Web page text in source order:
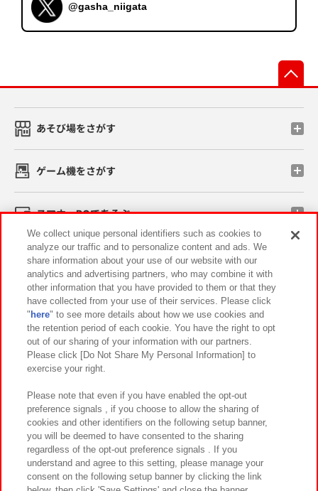
@gasha_niigata
あそび場をさがす
ゲーム機をさがす
スマホ・PCであそぶ
イベント・キャンペーン
関連会社 サステナビリティ サイトポリシー
プライバシーポリシー ウェブアクセシビリティ方針と検証結果
お取引先さまとともに
カスタマーハラスメント対応方針 よくあるご質問・お問い合わせ
We collect unique personal identifiers such as cookies to
analyze our traffic and to personalize content and ads. We
share information about your use of our website with our
analytics and advertising partners, who may combine it with
other information that you have provided to them or that they
have collected from your use of their services. Please click
" here" to see more details about how we use cookies and
the retention period of each cookie. You have the right to opt
out of our sharing of your information with our partners.
Please click [Do Not Share My Personal Information] to
exercise your right.
Please note that even if you have enabled the opt-out
preference signals , if you choose to allow the sharing of
cookies and other identifiers on the following setup banner,
you will be deemed to have consented to the sharing
regardless of the opt-out preference signals . If you
understand and agree to this setting, please manage your
consent on the following setup banner by clicking the link